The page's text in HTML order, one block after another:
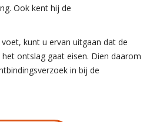
Ook kent hij de
kunt u ervan uitgaan dat de
ontslag gaat eisen. Dien daarom
in bij de